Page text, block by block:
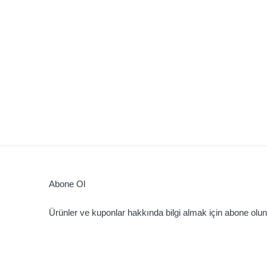
Abone Ol
Ürünler ve kuponlar hakkında bilgi almak için abone